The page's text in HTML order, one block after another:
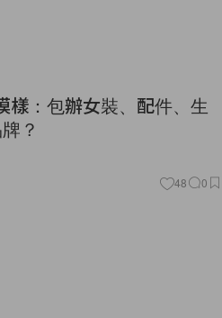
樣：包辦女裝、配件、生
？
48 0